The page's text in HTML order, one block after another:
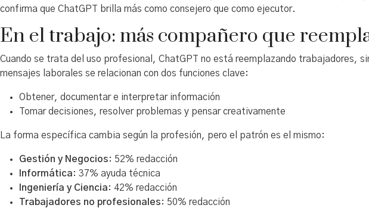
confirma que ChatGPT brilla más como consejero que como ejecutor.
En el trabajo: más compañero que
Cuando se trata del uso profesional, ChatGPT no está reemplazando trabajadores,
mensajes laborales se relacionan con dos funciones clave:
Obtener, documentar e interpretar información
Tomar decisiones, resolver problemas y pensar creativamente
La forma específica cambia según la profesión, pero el patrón es el mismo:
Gestión y Negocios: 52% redacción
Informática: 37% ayuda técnica
Ingeniería y Ciencia: 42% redacción
Trabajadores no profesionales: 50% redacción